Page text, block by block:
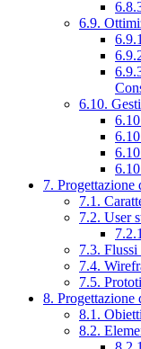
6.9.
6.10.
7. Progettazione
7.1.
7.2. User
7.3.
7.4.
7.5.
8. Progettazione
8.1.
8.2.